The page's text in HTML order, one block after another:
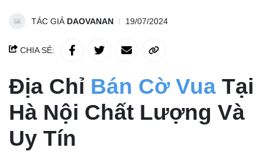
TÁC GIẢ DAOVANAN 19/07/2024
CHIA SẺ:
Địa Chỉ Bán Cờ Vua Tại
Hà Nội Chất Lượng Và
Uy Tín